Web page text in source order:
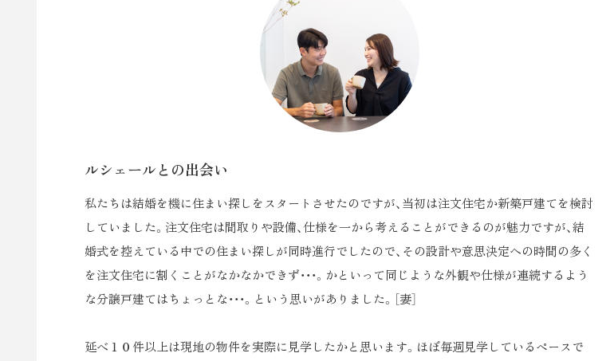
ルシェールとの出会い
私たちは結婚を機に住まい探しをスタートさせたのですが、当初は注文住宅か新築戸建てを検討
していました。注文住宅は間取りや設備、仕様を一から考えることができるのが魅力ですが、結
婚式を控えている中での住まい探しが同時進行でしたので、その設計や意思決定への時間の多く
を注文住宅に割くことがなかなかできず・・・。かといって同じような外観や仕様が連続するよう
な分譲戸建てはちょっとな・・・。という思いがありました。［妻］
延べ１０件以上は現地の物件を実際に見学したかと思います。ほぼ毎週見学しているペースで